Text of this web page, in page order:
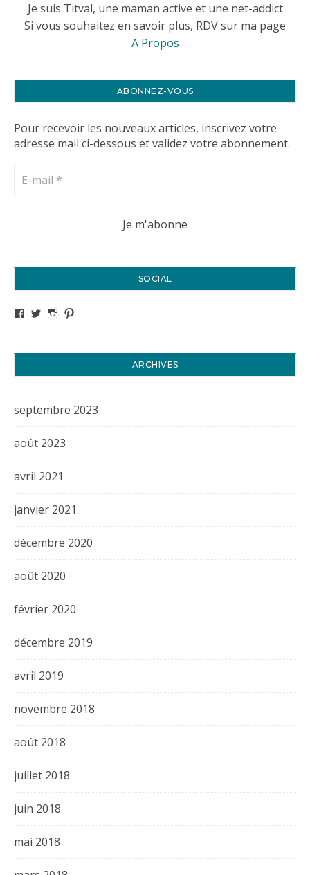
Je suis Titval, une maman active et une net-addict
Si vous souhaitez en savoir plus, RDV sur ma page
A Propos
ABONNEZ-VOUS
Pour recevoir les nouveaux articles, inscrivez votre
adresse mail ci-dessous et validez votre abonnement.
SOCIAL
Voir le profil de titval35 sur Facebook
Voir le profil de titval35 sur Twitter
Voir le profil de titval35 sur Instagram
ARCHIVES
septembre 2023
août 2023
avril 2021
janvier 2021
décembre 2020
août 2020
février 2020
décembre 2019
avril 2019
novembre 2018
août 2018
juillet 2018
juin 2018
mai 2018